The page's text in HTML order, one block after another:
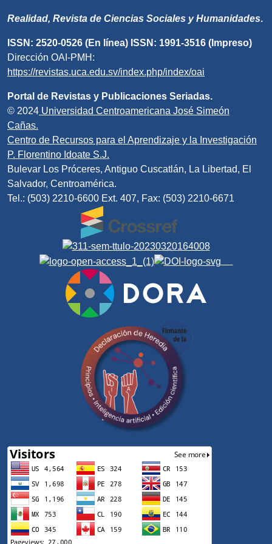
Realidad, Revista de Ciencias Sociales y Humanidades.
ISSN: 2520-0526 (En línea) ISSN: 1991-3516 (Impreso)
Dirección OAI-PMH:
https://revistas.uca.edu.sv/index.php/index/oai
Portal de Revistas y Publicaciones Seriadas.
© 2024 Universidad Centroamericana José Simeón
Cañas.
Centro de Recursos para el Aprendizaje y la Investigación
P. Florentino Idoate S.J.
Bulevar Los Próceres, Antiguo Cuscatlán, La Libertad, El
Salvador, Centroamérica.
Tel.: (503) 2210-6600 Ext. 407, Fax: (503) 2210-6671